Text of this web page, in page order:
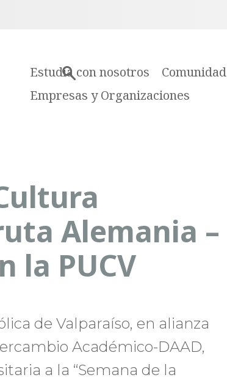
Estudia con nosotros Comunidad
Empresas y Organizaciones
Alemania –
la PUCV
de Valparaíso, en alianza
Académico-DAAD,
a la “Semana de la